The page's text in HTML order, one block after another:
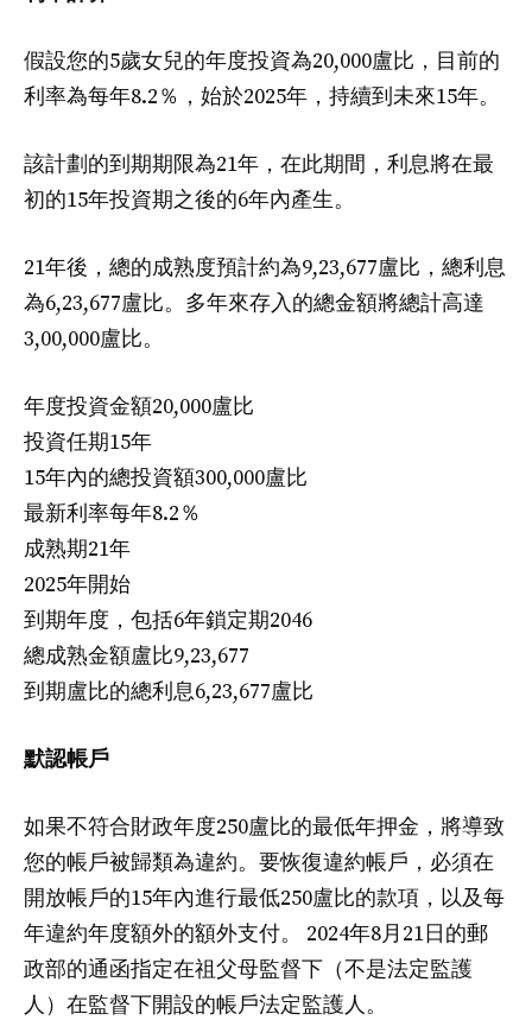
假設您的5歲女兒的年度投資為20,000盧比，目前的
利率為每年8.2％，始於2025年，持續到未來15年。
該計劃的到期期限為21年，在此期間，利息將在最
初的15年投資期之後的6年內產生。
21年後，總的成熟度預計約為9,23,677盧比，總利息
為6,23,677盧比。多年來存入的總金額將總計高達
3,00,000盧比。
年度投資金額20,000盧比
投資任期15年
15年內的總投資額300,000盧比
最新利率每年8.2％
成熟期21年
2025年開始
到期年度，包括6年鎖定期2046
總成熟金額盧比9,23,677
到期盧比的總利息6,23,677盧比
默認帳戶
如果不符合財政年度250盧比的最低年押金，將導致
您的帳戶被歸類為違約。要恢復違約帳戶，必須在
開放帳戶的15年內進行最低250盧比的款項，以及每
年違約年度額外的額外支付。 2024年8月21日的郵
政部的通函指定在祖父母監督下（不是法定監護
人）在監督下開設的帳戶法定監護人。